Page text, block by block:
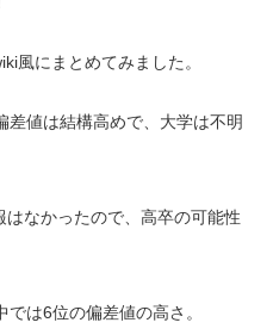
風にまとめてみました。
値は結構高めで、大学は不明
なかったので、高卒の可能性
は6位の偏差値の高さ。